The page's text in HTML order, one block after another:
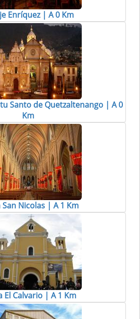
Enríquez | A 0 Km
Santo de Quetzaltenango | A 0
Km
San Nicolas | A 1 Km
El Calvario | A 1 Km